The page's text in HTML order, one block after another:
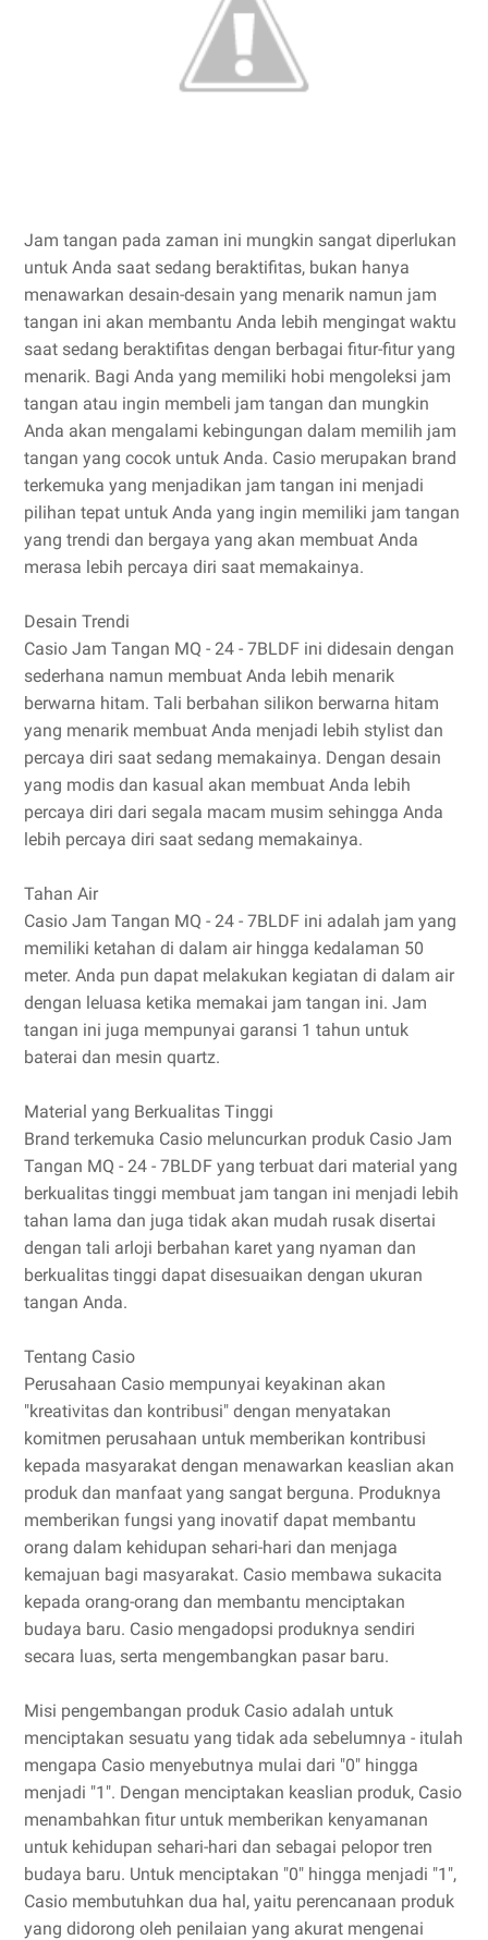
Jam tangan pada zaman ini mungkin sangat diperlukan
untuk Anda saat sedang beraktifitas, bukan hanya
menawarkan desain-desain yang menarik namun jam
tangan ini akan membantu Anda lebih mengingat waktu
saat sedang beraktifitas dengan berbagai fitur-fitur yang
menarik. Bagi Anda yang memiliki hobi mengoleksi jam
tangan atau ingin membeli jam tangan dan mungkin
Anda akan mengalami kebingungan dalam memilih jam
tangan yang cocok untuk Anda. Casio merupakan brand
terkemuka yang menjadikan jam tangan ini menjadi
pilihan tepat untuk Anda yang ingin memiliki jam tangan
yang trendi dan bergaya yang akan membuat Anda
merasa lebih percaya diri saat memakainya.
Desain Trendi
Casio Jam Tangan MQ - 24 - 7BLDF ini didesain dengan
sederhana namun membuat Anda lebih menarik
berwarna hitam. Tali berbahan silikon berwarna hitam
yang menarik membuat Anda menjadi lebih stylist dan
percaya diri saat sedang memakainya. Dengan desain
yang modis dan kasual akan membuat Anda lebih
percaya diri dari segala macam musim sehingga Anda
lebih percaya diri saat sedang memakainya.
Tahan Air
Casio Jam Tangan MQ - 24 - 7BLDF ini adalah jam yang
memiliki ketahan di dalam air hingga kedalaman 50
meter. Anda pun dapat melakukan kegiatan di dalam air
dengan leluasa ketika memakai jam tangan ini. Jam
tangan ini juga mempunyai garansi 1 tahun untuk
baterai dan mesin quartz.
Material yang Berkualitas Tinggi
Brand terkemuka Casio meluncurkan produk Casio Jam
Tangan MQ - 24 - 7BLDF yang terbuat dari material yang
berkualitas tinggi membuat jam tangan ini menjadi lebih
tahan lama dan juga tidak akan mudah rusak disertai
dengan tali arloji berbahan karet yang nyaman dan
berkualitas tinggi dapat disesuaikan dengan ukuran
tangan Anda.
Tentang Casio
Perusahaan Casio mempunyai keyakinan akan
"kreativitas dan kontribusi" dengan menyatakan
komitmen perusahaan untuk memberikan kontribusi
kepada masyarakat dengan menawarkan keaslian akan
produk dan manfaat yang sangat berguna. Produknya
memberikan fungsi yang inovatif dapat membantu
orang dalam kehidupan sehari-hari dan menjaga
kemajuan bagi masyarakat. Casio membawa sukacita
kepada orang-orang dan membantu menciptakan
budaya baru. Casio mengadopsi produknya sendiri
secara luas, serta mengembangkan pasar baru.
Misi pengembangan produk Casio adalah untuk
menciptakan sesuatu yang tidak ada sebelumnya - itulah
mengapa Casio menyebutnya mulai dari "0" hingga
menjadi "1". Dengan menciptakan keaslian produk, Casio
menambahkan fitur untuk memberikan kenyamanan
untuk kehidupan sehari-hari dan sebagai pelopor tren
budaya baru. Untuk menciptakan "0" hingga menjadi "1",
Casio membutuhkan dua hal, yaitu perencanaan produk
yang didorong oleh penilaian yang akurat mengenai